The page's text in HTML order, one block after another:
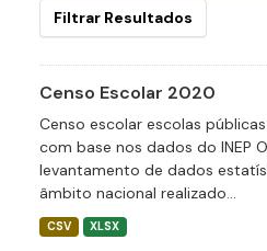
Filtrar Resultados
Censo Escolar 2020
Censo escolar escolas
com base nos dados do INEP
levantamento de dados
âmbito nacional realizado...
CSV XLSX